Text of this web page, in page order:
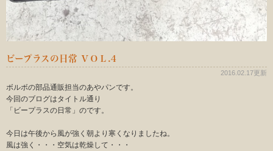
ビープラスの日常 ＶＯＬ.4
2016.02.17更新
ボルボの部品通販担当のあやパンです。
今回のブログはタイトル通り
「ビープラスの日常」のです。
今日は午後から風が強く朝より寒くなりましたね。
風は強く・・・空気は乾燥して・・・